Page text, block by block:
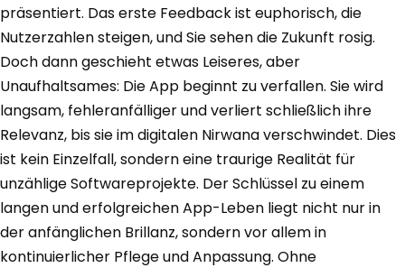
präsentiert. Das erste Feedback ist euphorisch, die
Nutzerzahlen steigen, und Sie sehen die Zukunft rosig.
Doch dann geschieht etwas Leiseres, aber
Unaufhaltsames: Die App beginnt zu verfallen. Sie wird
langsam, fehleranfälliger und verliert schließlich ihre
Relevanz, bis sie im digitalen Nirwana verschwindet. Dies
ist kein Einzelfall, sondern eine traurige Realität für
unzählige Softwareprojekte. Der Schlüssel zu einem
langen und erfolgreichen App-Leben liegt nicht nur in
der anfänglichen Brillanz, sondern vor allem in
kontinuierlicher Pflege und Anpassung. Ohne